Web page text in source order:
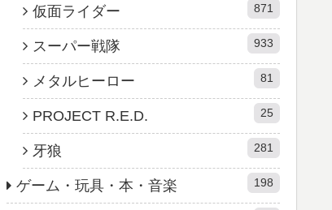
仮面ライダー 871
スーパー戦隊 933
メタルヒーロー 81
PROJECT R.E.D. 25
牙狼 281
ゲーム・玩具・本・音楽 198